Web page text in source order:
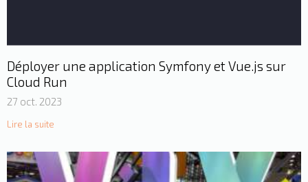
Déployer une application Symfony et Vue.js sur
Cloud Run
27 oct. 2023
Lire la suite